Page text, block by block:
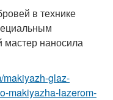
в технике
наносила
makiyazh-glaz-
makiyazha-lazerom-